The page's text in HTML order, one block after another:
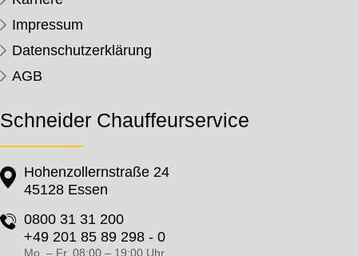
Impressum
Datenschutzerklärung
AGB
Schneider Chauffeurservice
Hohenzollernstraße 24
45128 Essen
0800 31 31 200
+49 201 85 89 298 - 0
Mo. – Fr. 08:00 – 19:00 Uhr